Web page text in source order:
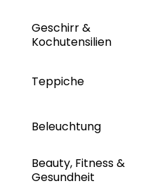
Geschirr &
Kochutensilien
Teppiche
Beleuchtung
Beauty, Fitness &
Gesundheit